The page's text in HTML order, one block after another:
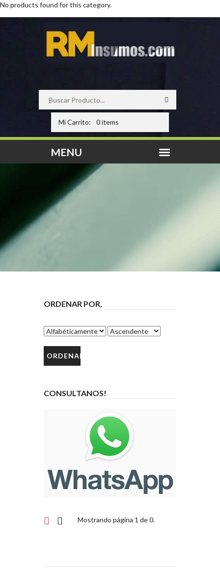
No products found for this category.
Mi Carrito: 0 items
ORDENAR POR,
CONSULTANOS!
Mostrando página 1 de 0.